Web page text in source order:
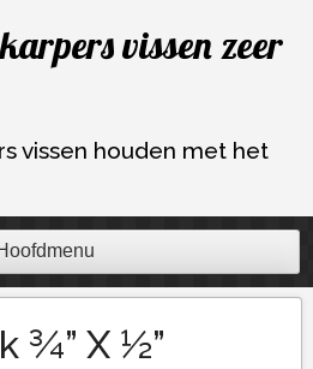
vissen zeer
vissen houden met het
¾” X ½”